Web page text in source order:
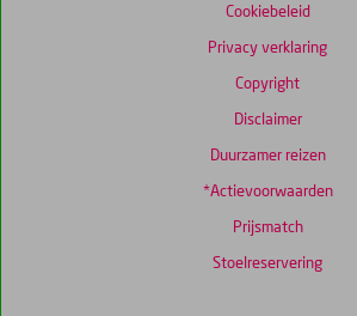
Cookiebeleid
Privacy verklaring
Copyright
Disclaimer
Duurzamer reizen
*Actievoorwaarden
Prijsmatch
Stoelreservering